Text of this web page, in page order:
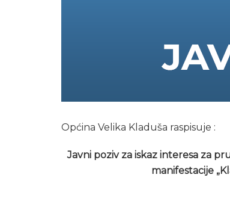
Općina Velika Kladuša raspisuje :
Javni poziv za iskaz interesa za
manifestacije